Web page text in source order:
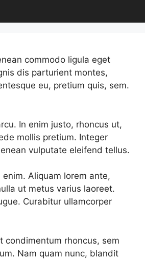
commodo ligula eget
dis parturient montes,
eu, pretium quis, sem.
In enim justo, rhoncus ut,
mollis pretium. Integer
vulputate eleifend tellus.
Aliquam lorem ante,
ut metus varius laoreet.
Curabitur ullamcorper
condimentum rhoncus, sem
Nam quam nunc, blandit